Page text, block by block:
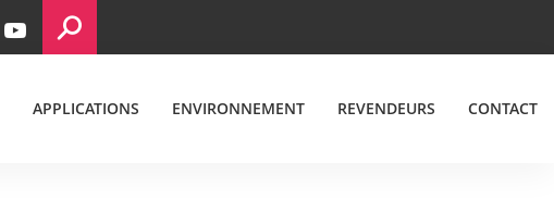
APPLICATIONS ENVIRONNEMENT REVENDEURS CONTACT